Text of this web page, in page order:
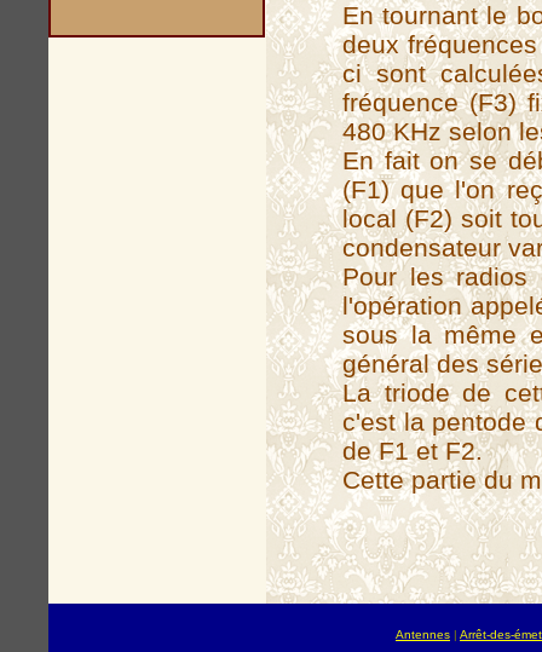
En tournant le
deux
ci sont
fréquence (F3)
480 KHz selon
En fait on se
(F1) que l'on
local (F2) soit
condensateur
Pour les radios
l'opération
sous la même
général des
La triode de
c'est la pentode
de F1 et F2.
Cette partie du
Antennes | Arrêt-des-